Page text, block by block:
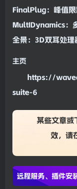
FinalPlug： 峰值
MultIDynamics：
全景：3D双耳处理
主页
https://
suite-6
某些文章或
效，请
远程服务、插件安